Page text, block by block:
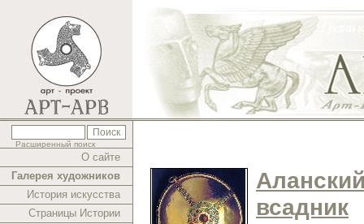
Расширенный поиск
О сайте
Галерея художников
История искусства
Страницы Истории
всадник